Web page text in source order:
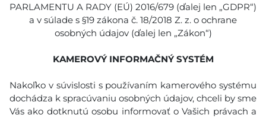
PARLAMENTU A RADY (EÚ) 2016/679 (ďalej len „GDPR“)
a v súlade s §19 zákona č. 18/2018 Z. z. o ochrane
osobných údajov (ďalej len „Zákon“)
KAMEROVÝ INFORMAČNÝ SYSTÉM
Nakoľko v súvislosti s používaním kamerového systému
dochádza k spracúvaniu osobných údajov, chceli by sme
Vás ako dotknutú osobu informovať o Vašich právach a